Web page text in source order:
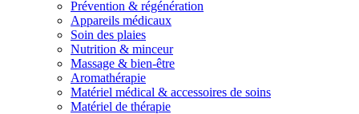
Prévention & régénération
Appareils médicaux
Soin des plaies
Nutrition & minceur
Massage & bien-être
Aromathérapie
Matériel médical & accessoires de soins
Matériel de thérapie